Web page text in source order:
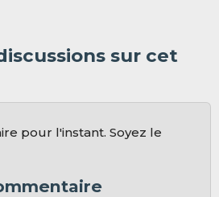
sur cet
pour l'instant. Soyez le